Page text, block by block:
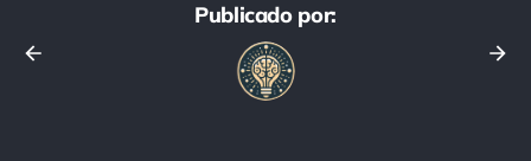
Publicado por: